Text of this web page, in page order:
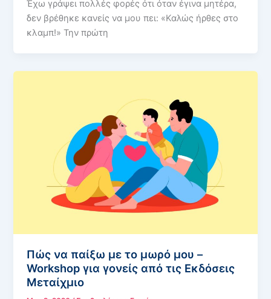
Έχω γράψει πολλές φορές ότι όταν έγινα μητέρα,
δεν βρέθηκε κανείς να μου πει: «Καλώς ήρθες στο
κλαμπ!» Την πρώτη
Πώς να παίξω με το μωρό μου –
Workshop για γονείς από τις Εκδόσεις
Μεταίχμιο